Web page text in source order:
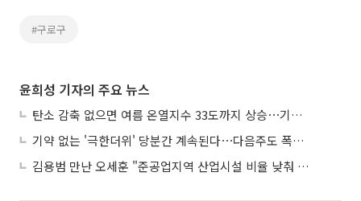
#구로구
윤희성 기자의 주요 뉴스
탄소 감축 없으면 여름 온열지수 33도까지 상승⋯기상청, 2100년 미래전망
기약 없는 '극한더위' 당분간 계속된다⋯다음주도 폭염·열대야 지속
김용범 만난 오세훈 "준공업지역 산업시설 비율 낮춰 공급 늘려야"